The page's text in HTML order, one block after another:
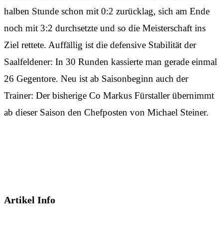
halben Stunde schon mit 0:2 zurücklag, sich am Ende
noch mit 3:2 durchsetzte und so die Meisterschaft ins
Ziel rettete. Auffällig ist die defensive Stabilität der
Saalfeldener: In 30 Runden kassierte man gerade einmal
26 Gegentore. Neu ist ab Saisonbeginn auch der
Trainer: Der bisherige Co Markus Fürstaller übernimmt
ab dieser Saison den Chefposten von Michael Steiner.
Artikel Info